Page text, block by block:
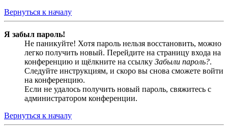
Вернуться к началу
Я забыл пароль!
Не паникуйте! Хотя пароль нельзя восстановить, можно
легко получить новый. Перейдите на страницу входа на
конференцию и щёлкните на ссылку Забыли пароль?.
Следуйте инструкциям, и скоро вы снова сможете войти
на конференцию.
Если не удалось получить новый пароль, свяжитесь с
администратором конференции.
Вернуться к началу